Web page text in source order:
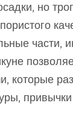
но
части,
которые